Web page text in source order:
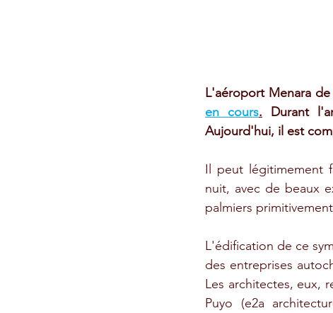
L'aéroport Menara de
en cours. Durant
Aujourd'hui, il est
Il peut légitimement
nuit, avec de beaux
palmiers
L'édification de ce
des entreprises
Les architectes, eux,
Puyo (e2a